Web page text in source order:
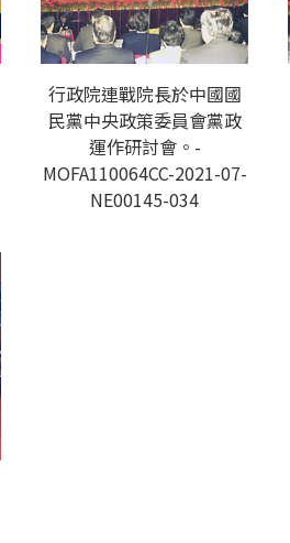
行政院連戰院長於中國國
民黨中央政策委員會黨政
運作研討會。-
MOFA110064CC-2021-07-
NE00145-034